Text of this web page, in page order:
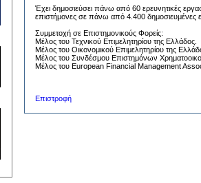
Έχει δημοσιεύσει πάνω από 60 ερευνητικές
επιστήμονες σε πάνω από 4.400 δημοσιευμένες
Συμμετοχή σε Επιστημονικούς Φορείς:
Μέλος του Τεχνικού Επιμελητηρίου της Ελλάδος.
Μέλος του Οικονομικού Επιμελητηρίου της
Μέλος του Συνδέσμου Επιστημόνων
Μέλος του European Financial Management
Επιστροφή